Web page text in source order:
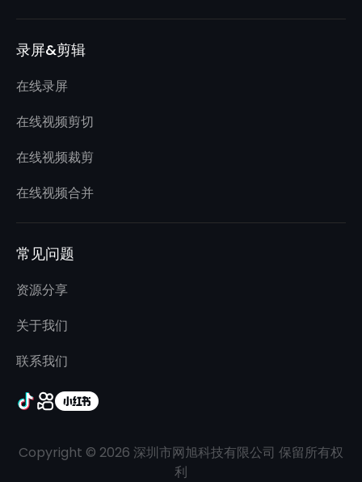
录屏&剪辑
在线录屏
在线视频剪切
在线视频裁剪
在线视频合并
常见问题
资源分享
关于我们
联系我们
Copyright © 2026 深圳市网旭科技有限公司 保留所有权
利